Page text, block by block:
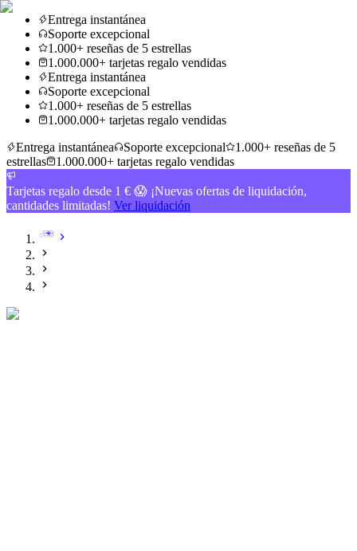
Entrega instantánea
Soporte excepcional
1.000+ reseñas de 5 estrellas
1.000.000+ tarjetas regalo vendidas
Entrega instantánea
Soporte excepcional
1.000+ reseñas de 5 estrellas
1.000.000+ tarjetas regalo vendidas
Entrega instantánea
Soporte excepcional
1.000+ reseñas de 5
estrellas
1.000.000+ tarjetas regalo vendidas
Tarjetas regalo desde 1 € 😱 ¡Nuevas ofertas de liquidación,
cantidades limitadas! Ver liquidación